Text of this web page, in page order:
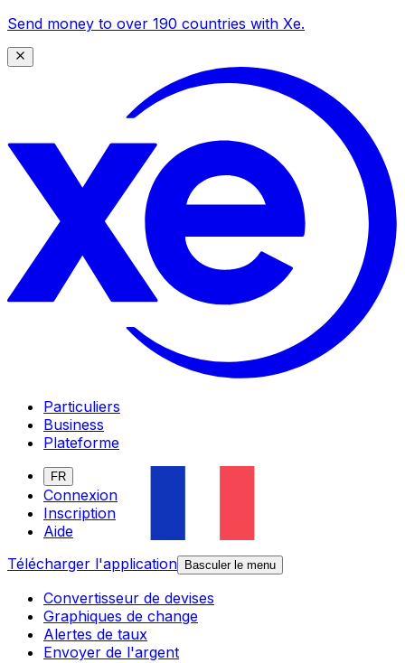
Send money to over 190 countries with Xe.
Particuliers
Business
Plateforme
FR
Connexion
Inscription
Aide
Télécharger l'application
Basculer le menu
Convertisseur de devises
Graphiques de change
Alertes de taux
Envoyer de l'argent